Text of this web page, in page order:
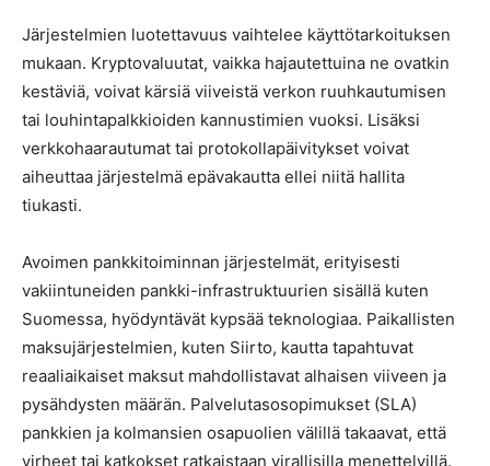
Järjestelmien luotettavuus vaihtelee käyttötarkoituksen
mukaan. Kryptovaluutat, vaikka hajautettuina ne ovatkin
kestäviä, voivat kärsiä viiveistä verkon ruuhkautumisen
tai louhintapalkkioiden kannustimien vuoksi. Lisäksi
verkkohaarautumat tai protokollapäivitykset voivat
aiheuttaa järjestelmä epävakautta ellei niitä hallita
tiukasti.
Avoimen pankkitoiminnan järjestelmät, erityisesti
vakiintuneiden pankki-infrastruktuurien sisällä kuten
Suomessa, hyödyntävät kypsää teknologiaa. Paikallisten
maksujärjestelmien, kuten Siirto, kautta tapahtuvat
reaaliaikaiset maksut mahdollistavat alhaisen viiveen ja
pysähdysten määrän. Palvelutasosopimukset (SLA)
pankkien ja kolmansien osapuolien välillä takaavat, että
virheet tai katkokset ratkaistaan virallisilla menettelyillä.